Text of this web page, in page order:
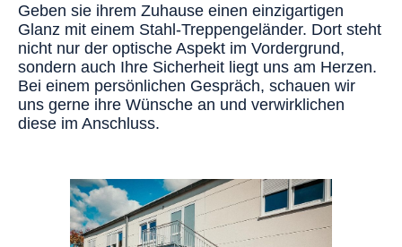
Geben sie ihrem Zuhause einen einzigartigen
Glanz mit einem Stahl-Treppengeländer. Dort steht
nicht nur der optische Aspekt im Vordergrund,
sondern auch Ihre Sicherheit liegt uns am Herzen.
Bei einem persönlichen Gespräch, schauen wir
uns gerne ihre Wünsche an und verwirklichen
diese im Anschluss.